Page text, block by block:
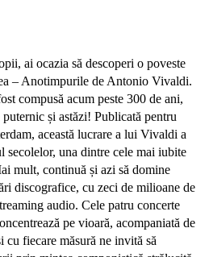
ai ocazia să descoperi o poveste
– Anotimpurile de Antonio Vivaldi.
compusă acum peste 300 de ani,
și astăzi! Publicată pentru
această lucrare a lui Vivaldi a
secolelor, una dintre cele mai iubite
mult, continuă și azi să domine
discografice, cu zeci de milioane de
audio. Cele patru concerte
pe vioară, acompaniată de
cu fiecare măsură ne invită să